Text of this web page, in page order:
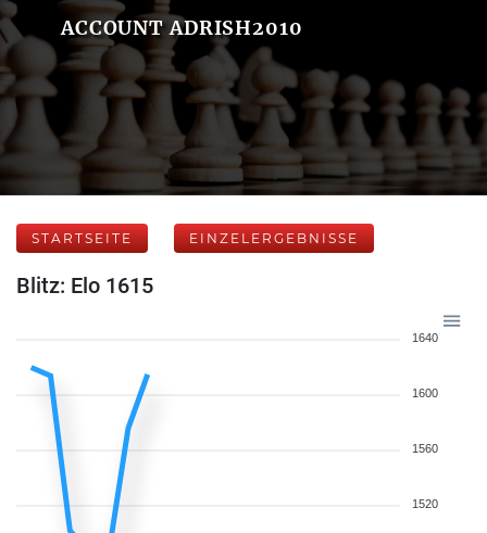
ACCOUNT ADRISH2010
STARTSEITE EINZELERGEBNISSE
Blitz: Elo 1615
1640
1600
1560
1520